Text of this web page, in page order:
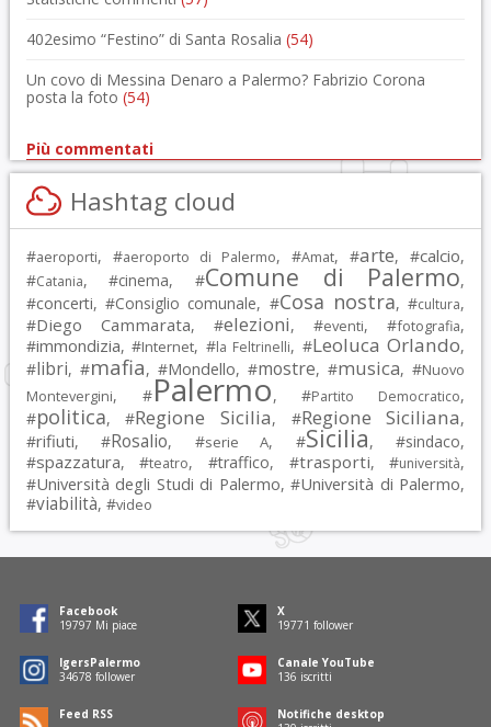
402esimo “Festino” di Santa Rosalia (54)
Un covo di Messina Denaro a Palermo? Fabrizio Corona
posta la foto (54)
Più commentati
Hashtag cloud
#aeroporti, #aeroporto di Palermo, #Amat, #arte, #calcio,
#Catania, #cinema, #Comune di Palermo,
#concerti, #Consiglio comunale, #Cosa nostra, #cultura,
#Diego Cammarata, #elezioni, #eventi, #fotografia,
#immondizia, #Internet, #la Feltrinelli, #Leoluca Orlando,
#libri, #mafia, #Mondello, #mostre, #musica, #Nuovo
Montevergini, #Palermo, #Partito Democratico,
#politica, #Regione Sicilia, #Regione Siciliana,
#rifiuti, #Rosalio, #serie A, #Sicilia, #sindaco,
#spazzatura, #teatro, #traffico, #trasporti, #università,
#Università degli Studi di Palermo, #Università di Palermo,
#viabilità, #video
Facebook
19797 Mi piace
X
19771 follower
IgersPalermo
34678 follower
Canale YouTube
136 iscritti
Feed RSS
Notifiche desktop